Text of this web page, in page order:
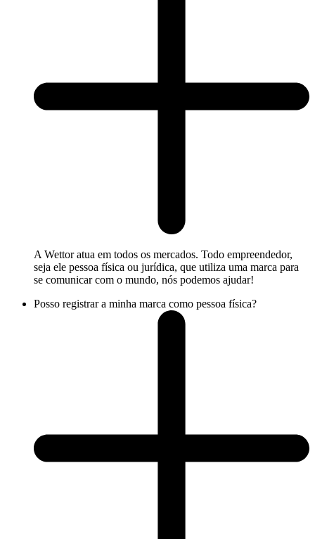
A Wettor atua em todos os mercados. Todo empreendedor,
seja ele pessoa física ou jurídica, que utiliza uma marca para
se comunicar com o mundo, nós podemos ajudar!
Posso registrar a minha marca como pessoa física?